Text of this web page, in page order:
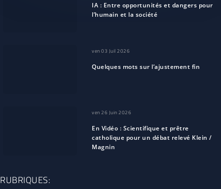
IA : Entre opportunités et dangers pour
l’humain et la société
ven 03 Juil 2026
Quelques mots sur l’ajustement fin
ven 26 Juin 2026
En Vidéo : Scientifique et prêtre
catholique pour un débat relevé Klein /
Magnin
RUBRIQUES: